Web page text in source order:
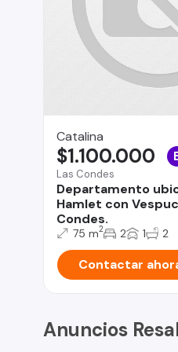
Catalina
Las Condes
Departamento
Hamlet con
Condes.
$1.100.000
75 m2 2 1 2
Contactar
Anuncios